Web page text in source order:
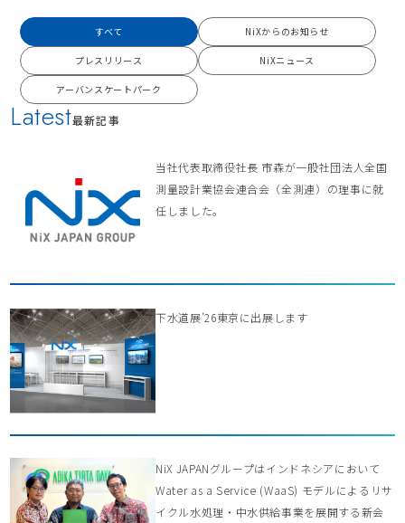
Latest最新記事
当社代表取締役社長 市森が一般社団法人全国
測量設計業協会連合会（全測連）の理事に就
任しました。
下水道展’26東京に出展します
NiX JAPANグループはインドネシアにおいて
Water as a Service (WaaS) モデルによるリサ
イクル水処理・中水供給事業を展開する新会
すべて NiXからのお知らせ
プレスリリース NiXニュース
アーバンスケートパーク